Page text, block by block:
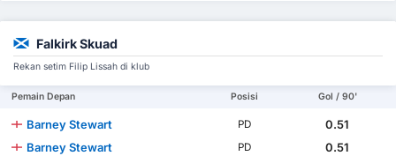
Falkirk Skuad
Rekan setim Filip Lissah di klub
Pemain Depan Posisi Gol / 90'
Barney Stewart PD
0.51
Barney Stewart
PD
0.51